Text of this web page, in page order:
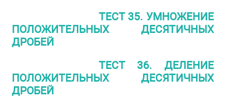
ТЕСТ 35. УМНОЖЕНИЕ
ПОЛОЖИТЕЛЬНЫХ ДЕСЯТИЧНЫХ
ДРОБЕЙ
ТЕСТ 36. ДЕЛЕНИЕ
ПОЛОЖИТЕЛЬНЫХ ДЕСЯТИЧНЫХ
ДРОБЕЙ